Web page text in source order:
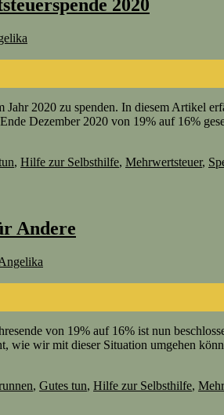
2020
2020 zu spenden. In diesem Artikel
Dezember 2020 von 19% auf 16%
, Hilfe zur Selbsthilfe, Mehrwertsteuer,
Andere
von 19% auf 16% ist nun
wie wir mit dieser Situation umgehen
, Gutes tun, Hilfe zur Selbsthilfe,